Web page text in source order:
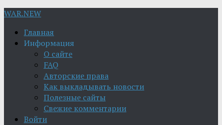
WAR.NEW
Главная
Информация
О сайте
FAQ
Авторские права
Как выкладывать новости
Полезные сайты
Свежие комментарии
Войти